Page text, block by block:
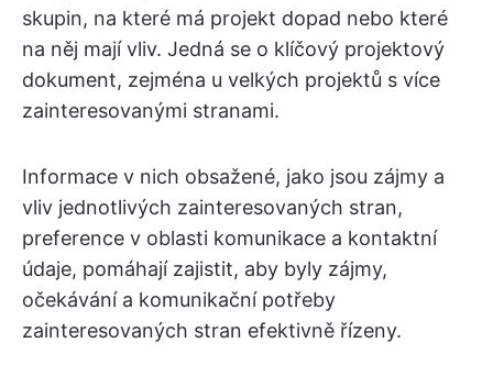
skupin, na které má projekt dopad nebo které
na něj mají vliv. Jedná se o klíčový projektový
dokument, zejména u velkých projektů s více
zainteresovanými stranami.
Informace v nich obsažené, jako jsou zájmy a
vliv jednotlivých zainteresovaných stran,
preference v oblasti komunikace a kontaktní
údaje, pomáhají zajistit, aby byly zájmy,
očekávání a komunikační potřeby
zainteresovaných stran efektivně řízeny.